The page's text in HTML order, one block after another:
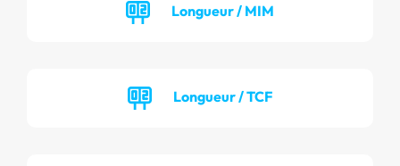
Longueur / MIM
Longueur / TCF